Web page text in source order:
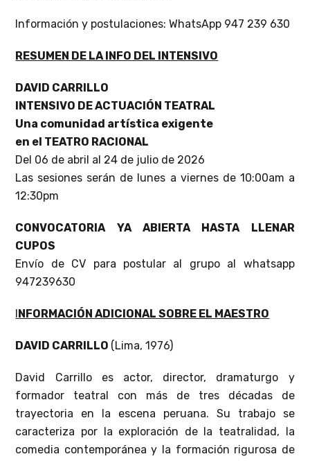
Información y postulaciones: WhatsApp 947 239 630
RESUMEN DE LA INFO DEL INTENSIVO
DAVID CARRILLO
INTENSIVO DE ACTUACIÓN TEATRAL
Una comunidad artística exigente
en el TEATRO RACIONAL
Del 06 de abril al 24 de julio de 2026
Las sesiones serán de lunes a viernes de 10:00am a
12:30pm
CONVOCATORIA YA ABIERTA HASTA LLENAR
CUPOS
Envío de CV para postular al grupo al whatsapp
947239630
NFORMACIÓN ADICIONAL SOBRE EL MAESTRO
DAVID CARRILLO (Lima, 1976)
David Carrillo es actor, director, dramaturgo y
formador teatral con más de tres décadas de
trayectoria en la escena peruana. Su trabajo se
caracteriza por la exploración de la teatralidad, la
comedia contemporánea y la formación rigurosa de